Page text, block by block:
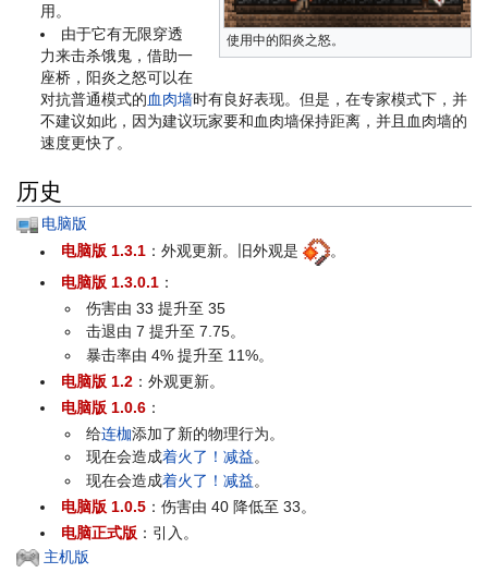
使用中的阳炎之怒。
用。
由于它有无限穿透
力来击杀饿鬼，借助一
座桥，阳炎之怒可以在
对抗普通模式的血肉墙时有良好表现。但是，在专家模式下，并
不建议如此，因为建议玩家要和血肉墙保持距离，并且血肉墙的
速度更快了。
历史
电脑版
电脑版 1.3.1 ：外观更新。旧外观是
。
电脑版 1.3.0.1 ：
伤害由 33 提升至 35
击退由 7 提升至 7.75。
暴击率由 4% 提升至 11%。
电脑版 1.2 ：外观更新。
电脑版 1.0.6 ：
给连枷添加了新的物理行为。
现在会造成着火了！ 减益。
现在会造成着火了！ 减益。
电脑版 1.0.5 ：伤害由 40 降低至 33。
电脑正式版 ：引入。
主机版